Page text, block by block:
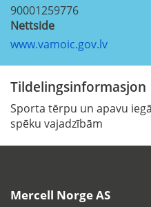
90001259776
Nettside
www.vamoic.gov.lv
Tildelingsinformasjon
Sporta tērpu un apavu
spēku vajadzībām
Mercell Norge AS